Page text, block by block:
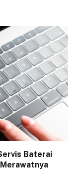
Baterai